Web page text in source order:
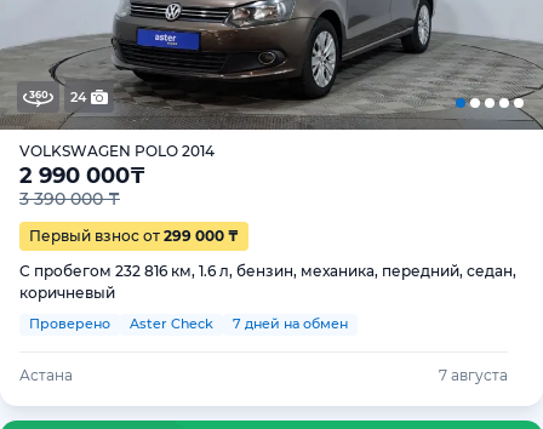
24
VOLKSWAGEN POLO 2014
2 990 000₸
3 390 000 ₸
Первый взнос от 299 000 ₸
С пробегом 232 816 км, 1.6 л, бензин, механика, передний, седан,
коричневый
Проверено Aster Check 7 дней на обмен
Астана 7 августа